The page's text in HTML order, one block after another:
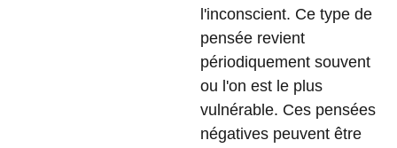
l'inconscient. Ce type de
pensée revient
périodiquement souvent
ou l'on est le plus
vulnérable. Ces pensées
négatives peuvent être